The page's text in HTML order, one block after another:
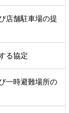
店舗駐車場の提
る協定
一時避難場所の